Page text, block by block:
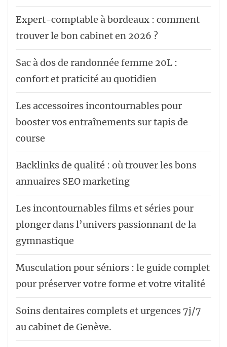
Expert-comptable à bordeaux : comment
trouver le bon cabinet en 2026 ?
Sac à dos de randonnée femme 20L :
confort et praticité au quotidien
Les accessoires incontournables pour
booster vos entraînements sur tapis de
course
Backlinks de qualité : où trouver les bons
annuaires SEO marketing
Les incontournables films et séries pour
plonger dans l’univers passionnant de la
gymnastique
Musculation pour séniors : le guide complet
pour préserver votre forme et votre vitalité
Soins dentaires complets et urgences 7j/7
au cabinet de Genève.